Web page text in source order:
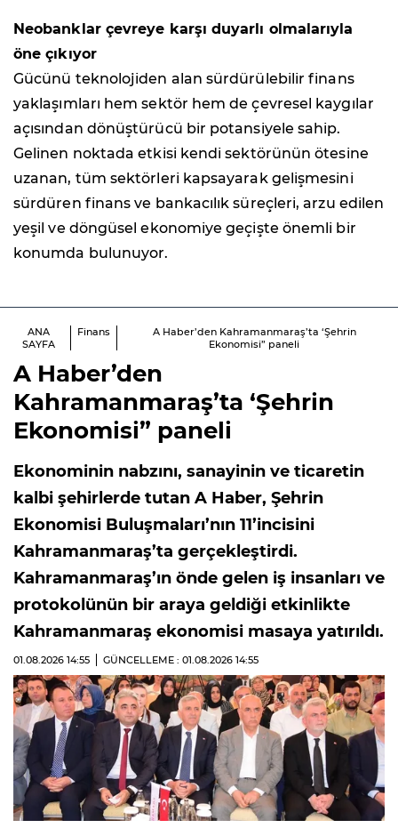
Neobanklar çevreye karşı duyarlı olmalarıyla
öne çıkıyor
Gücünü teknolojiden alan sürdürülebilir finans
yaklaşımları hem sektör hem de çevresel kaygılar
açısından dönüştürücü bir potansiyele sahip.
Gelinen noktada etkisi kendi sektörünün ötesine
uzanan, tüm sektörleri kapsayarak gelişmesini
sürdüren finans ve bankacılık süreçleri, arzu edilen
yeşil ve döngüsel ekonomiye geçişte önemli bir
konumda bulunuyor.
ANA
SAYFA
Finans
A Haber’den Kahramanmaraş’ta ‘Şehrin
Ekonomisi” paneli
A Haber’den
Kahramanmaraş’ta ‘Şehrin
Ekonomisi” paneli
Ekonominin nabzını, sanayinin ve ticaretin
kalbi şehirlerde tutan A Haber, Şehrin
Ekonomisi Buluşmaları’nın 11’incisini
Kahramanmaraş’ta gerçekleştirdi.
Kahramanmaraş’ın önde gelen iş insanları ve
protokolünün bir araya geldiği etkinlikte
Kahramanmaraş ekonomisi masaya yatırıldı.
01.08.2026 14:55 GÜNCELLEME : 01.08.2026 14:55